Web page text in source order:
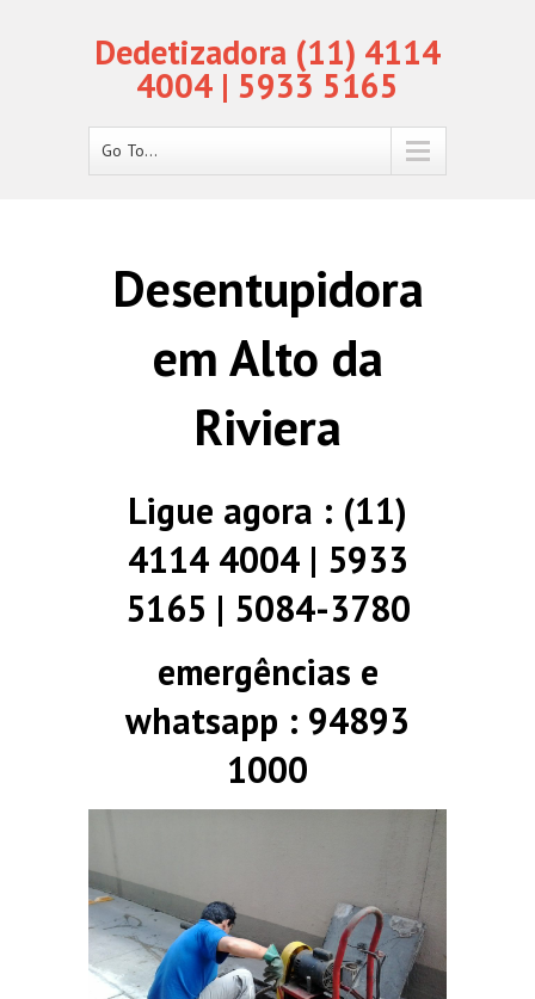
Dedetizadora (11) 4114
4004 | 5933 5165
Go To...
Desentupidora
em Alto da
Riviera
Ligue agora : (11)
4114 4004 | 5933
5165 | 5084-3780
emergências e
whatsapp : 94893
1000